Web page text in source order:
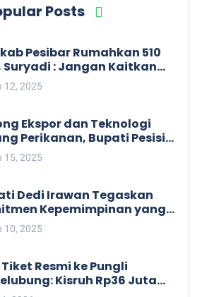
Posts
Pesibar Rumahkan 510
Suryadi : Jangan Kaitkan
Kepentingan Politik
12, 2025
Ekspor dan Teknologi
Perikanan, Bupati Pesisir
Audiensi Terkait Sister City
15, 2025
Dedi Irawan Tegaskan
Kepemimpinan yang
kepada Masyarakat
Rapat Koordinasi OPD
10, 2025
Resmi ke Pungli
Kisruh Rp36 Juta